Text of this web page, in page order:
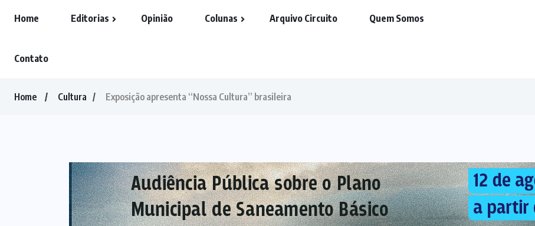
Home Editorias Opinião Colunas Arquivo Circuito Quem Somos
Contato
Home Cultura Exposição apresenta “Nossa Cultura” brasileira